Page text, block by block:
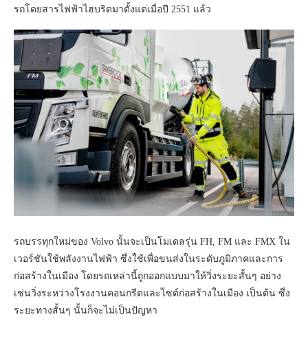
รถโดยสารไฟฟ้าไฮบริดมาตั้งแต่เมื่อปี 2551 แล้ว
รถบรรทุกใหม่ของ Volvo นั้นจะเป็นโมเดลรุ่น FH, FM และ FMX ใน
เวอร์ชันใช้พลังงานไฟฟ้า ซึ่งใช้เพื่อขนส่งในระดับภูมิภาคและการ
ก่อสร้างในเมือง โดยรถเหล่านี้ถูกออกแบบมาให้วิ่งระยะสั้นๆ อย่าง
เช่นวิ่งระหว่างโรงงานคอนกรีตและไซต์ก่อสร้างในเมือง เป็นต้น ซึ่ง
ระยะทางสั้นๆ นั้นก็จะไม่เป็นปัญหา